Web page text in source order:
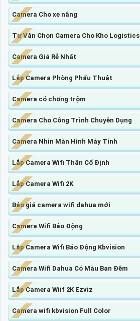
Camera Cho xe nâng
Tư Vấn Chọn Camera Cho Kho Logistics
Camera Giá Rẻ Nhất
Lắp Camera Phòng Phẩu Thuật
Camera có chống trộm
Camera Cho Công Trình Chuyên Dụng
Camera Nhìn Màn Hình Máy Tính
Lắp Camera Wifi Thân Cố Định
Lắp Camera Wifi 2K
Báo giá camera wifi dahua mới
Camera Wifi Báo Động
Lắp Camera Wifi Báo Động Kbvision
Camera Wifi Dahua Có Màu Ban Đêm
Lắp Camera Wiif 2K Ezviz
Camera wifi kbvision Full Color